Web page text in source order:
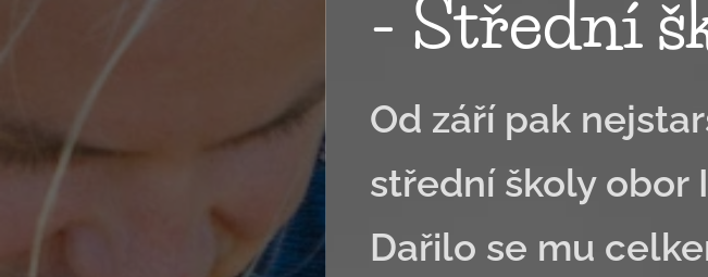
- Střední
Od září pak
střední školy obor
Dařilo se mu